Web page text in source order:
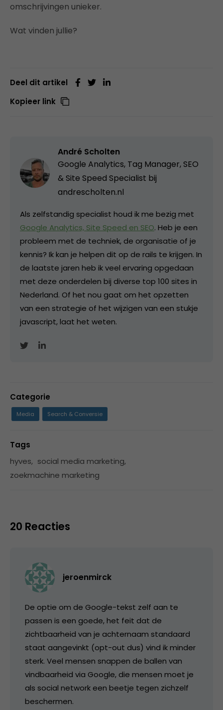
omschrijvingen unieker.
Wat vinden jullie?
Deel dit artikel
Kopieer link
André Scholten
Google Analytics, Tag Manager, SEO
& Site Speed Specialist bij
andrescholten.nl
Als zelfstandig specialist houd ik me bezig met
Google Analytics, Site Speed en SEO. Heb je een
probleem met de techniek, de organisatie of je
kennis? Ik kan je helpen dit op de rails te krijgen. In
de laatste jaren heb ik veel ervaring opgedaan
met deze onderdelen bij diverse top 100 sites in
Nederland. Of het nou gaat om het opzetten
van een strategie of het wijzigen van een stukje
javascript, laat het weten.
Categorie
Media Search & Conversie
Tags
hyves, social media marketing,
zoekmachine marketing
20 Reacties
jeroenmirck
De optie om de Google-tekst zelf aan te
passen is een goede, het feit dat de
zichtbaarheid van je achternaam standaard
staat aangevinkt (opt-out dus) vind ik minder
sterk. Veel mensen snappen de ballen van
vindbaarheid via Google, die mensen moet je
als social network een beetje tegen zichzelf
beschermen.